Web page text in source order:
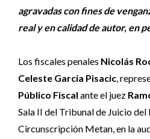
agravadas con fines de
real y en calidad de autor, en
Los fiscales penales Nicolás
Celeste García Pisacic,
Público Fiscal ante el juez
Sala II del Tribunal de Juicio del
Circunscripción Metan, en la